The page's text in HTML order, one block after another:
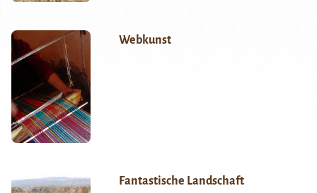
Webkunst
Fantastische Landschaft